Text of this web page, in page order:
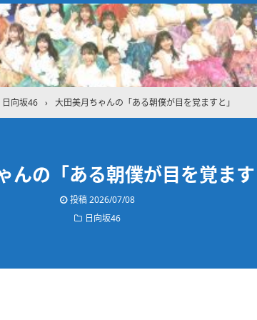
日向坂46 › 大田美月ちゃんの「ある朝僕が目を覚ますと」
んの「ある朝僕が目を覚ま
投稿2026/07/08
日向坂46